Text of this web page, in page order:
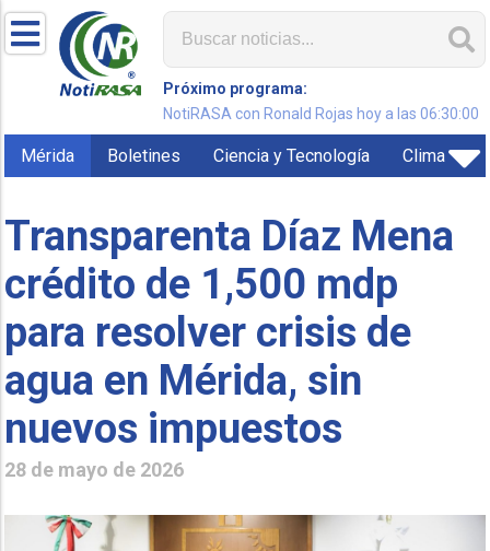
Próximo programa:
NotiRASA con Ronald Rojas hoy a las 06:30:00
Mérida Boletines Ciencia y Tecnología Clima
Transparenta Díaz Mena
crédito de 1,500 mdp
para resolver crisis de
agua en Mérida, sin
nuevos impuestos
28 de mayo de 2026